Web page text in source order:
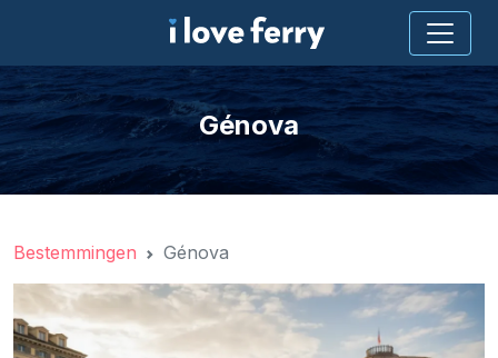
Génova
Bestemmingen Génova